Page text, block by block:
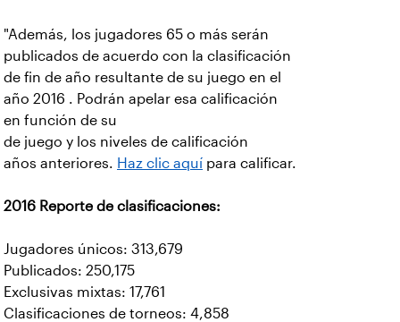
"Además, los jugadores 65 o más serán
publicados de acuerdo con la clasificación
de fin de año resultante de su juego en el
año 2016 . Podrán apelar esa calificación
en función de su
de juego y los niveles de calificación
años anteriores. Haz clic aquí para calificar.
2016 Reporte de clasificaciones:
Jugadores únicos: 313,679
Publicados: 250,175
Exclusivas mixtas: 17,761
Clasificaciones de torneos: 4,858